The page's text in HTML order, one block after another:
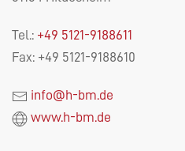
Tel.: +49 5121-9188611
Fax: +49 5121-9188610
info@h-bm.de
www.h-bm.de